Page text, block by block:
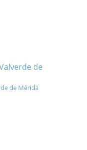
de
de Mérida